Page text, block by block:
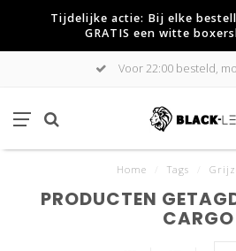
Tijdelijke actie: Bij elke
GRATIS een witte
Voor 22:00 besteld,
Home Tags
PRODUCTEN
CARGO